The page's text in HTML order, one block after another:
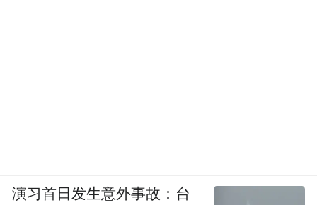
演习首日发生意外事故：台